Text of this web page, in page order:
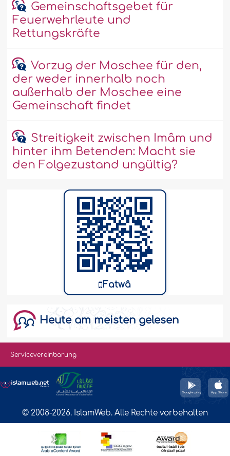
Gemeinschaftsgebet für
Feuerwehrleute und
Rettungskräfte
Vorzug der Moschee für den,
der weder innerhalb noch
außerhalb der Moschee eine
Gemeinschaft findet
Streitigkeit zwischen Imâm und
hinter ihm Betenden: Macht sie
den Folgezustand ungültig?
Fatwâ
Heute am meisten gelesen
Servicevereinbarung
© 2008-2026. IslamWeb. Alle Rechte vorbehalten